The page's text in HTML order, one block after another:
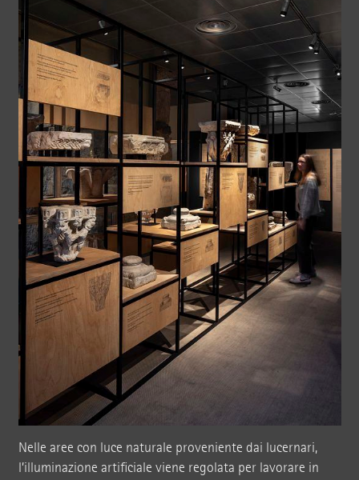
Nelle aree con luce naturale proveniente dai lucernari,
l’illuminazione artificiale viene regolata per lavorare in